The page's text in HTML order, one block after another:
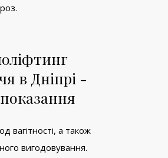
в Дніпрі -
вагітності, а також
вигодовування.